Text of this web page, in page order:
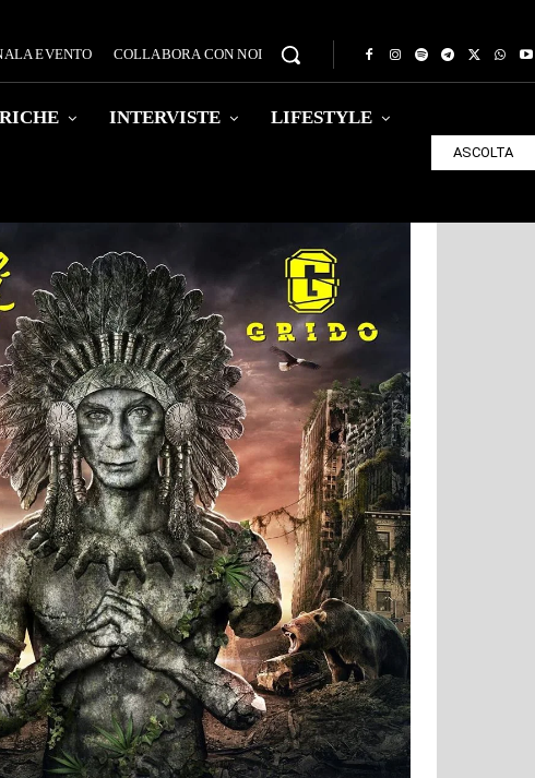
EVENTO COLLABORA CON NOI
INTERVISTE LIFESTYLE
ASCOLTA